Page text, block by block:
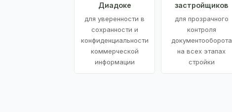
Диадоке
для уверенности в
сохранности и
конфиденциальности
коммерческой
информации
застройщиков
для прозрачного
контроля
документооборота
на всех этапах
стройки